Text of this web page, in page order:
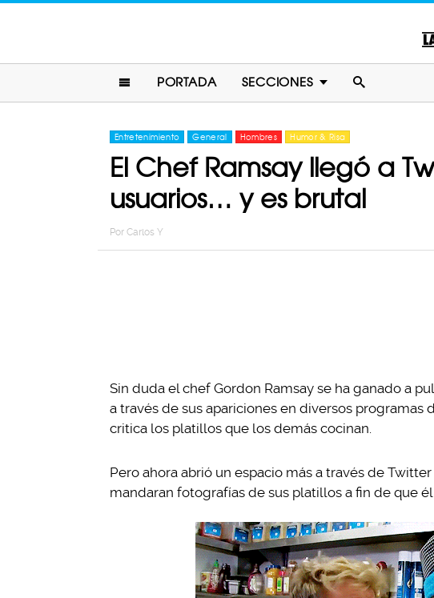
PORTADA SECCIONES
Entretenimiento General Hombres Humor & Risa
El Chef Ramsay llegó a
usuarios… y es brutal
Por Carlos Y
Sin duda el chef Gordon Ramsay se ha ganado a
a través de sus apariciones en diversos programas
critica los platillos que los demás cocinan.
Pero ahora abrió un espacio más a través de
mandaran fotografías de sus platillos a fin de que